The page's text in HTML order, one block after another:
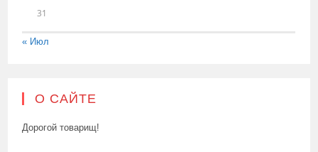
31
« Июл
О САЙТЕ
Дорогой товарищ!